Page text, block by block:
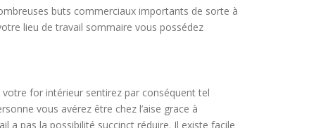
buts commerciaux importants de sorte à
lieu de travail sommaire vous possédez
for intérieur sentirez par conséquent tel
vous avérez être chez l’aise grace à
a pas la possibilité succinct réduire. Il existe facile